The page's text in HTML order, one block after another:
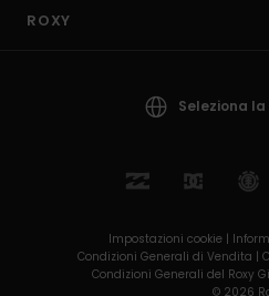
ROXY
Seleziona
Impostazioni cookie |
Condizioni Generali di Vendita |
Condizioni Generali del Roxy
© 2026